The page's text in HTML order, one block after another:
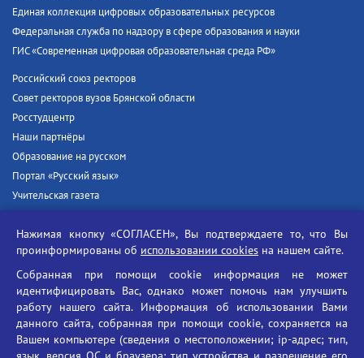
Единая коллекция цифровых образовательных ресурсов
Федеральная служба по надзору в сфере образования и науки
ГИС «Современная цифровая образовательная среда РФ»
Российский союз ректоров
Совет ректоров вузов Брянской области
Росстудцентр
Наши партнёры
Образование на русском
Портал «Русский язык»
Учительская газета
Единый портал государственных услуг
Противодействие угрозам информационной безопасности
Социальные ролики - Генеральная прокуратура РФ
Противодействие коррупции
БГУ против наркотиков
Нажимая кнопку «СОГЛАСЕН», Вы подтверждаете то, что Вы
проинформированы об использовании cookies на нашем сайте.
Собранная при помощи cookie информация не может
идентифицировать Вас, однако может помочь нам улучшить
работу нашего сайта. Информация об использовании Вами
данного сайта, собранная при помощи cookie, сохраняется на
Вашем компьютере (сведения о местоположении; ip-адрес; тип,